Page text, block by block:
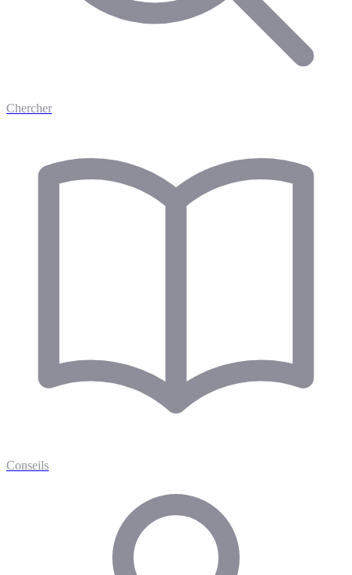
Chercher
Conseils